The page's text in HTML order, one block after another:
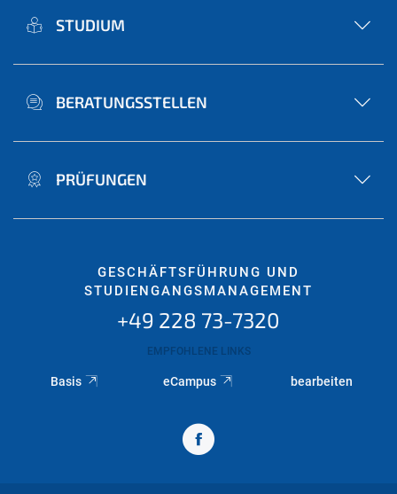
STUDIUM
BERATUNGSSTELLEN
PRÜFUNGEN
GESCHÄFTSFÜHRUNG UND
STUDIENGANGSMANAGEMENT
+49 228 73-7320
EMPFOHLENE LINKS
Basis eCampus bearbeiten